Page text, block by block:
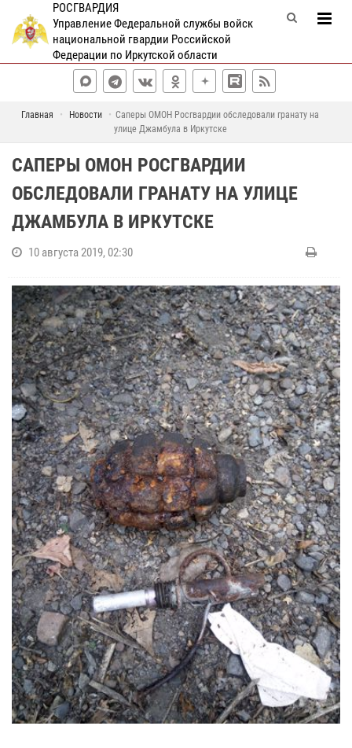
РОСГВАРДИЯ
Управление Федеральной службы войск
национальной гвардии Российской
Федерации по Иркутской области
Главная Новости
Саперы ОМОН Росгвардии обследовали гранату на
улице Джамбула в Иркутске
САПЕРЫ ОМОН РОСГВАРДИИ
ОБСЛЕДОВАЛИ ГРАНАТУ НА УЛИЦЕ
ДЖАМБУЛА В ИРКУТСКЕ
10 августа 2019, 02:30